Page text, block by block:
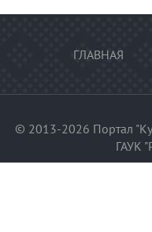
ГЛАВНАЯ
© 2013-2026 Портал
ГАУК